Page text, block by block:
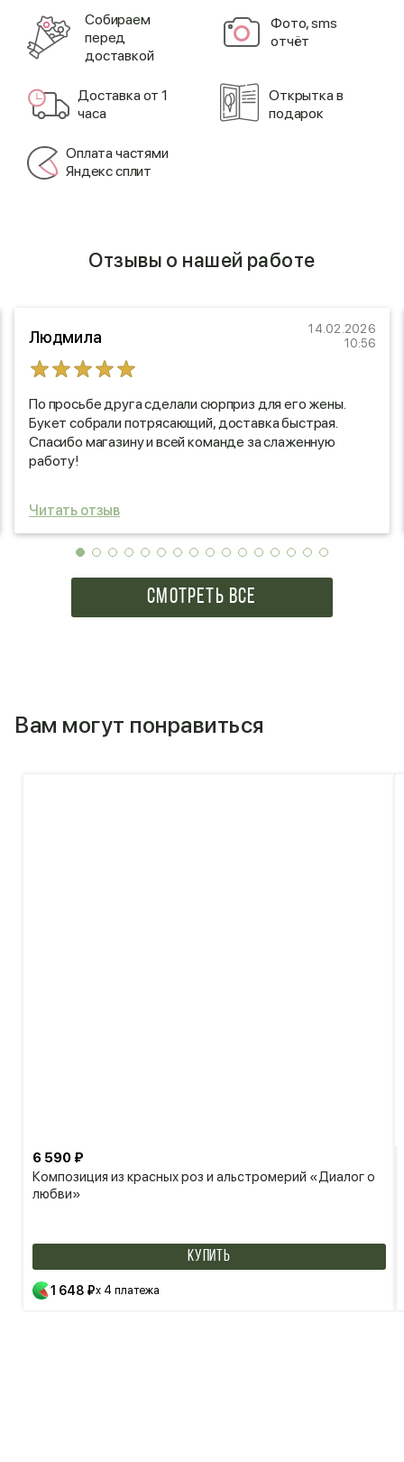
Cобираем
перед
доставкой
Фото, sms
отчёт
Доставка от 1
часа
Открытка в
подарок
Оплата частями
Яндекс сплит
Отзывы о нашей работе
Людмила
14.02.2026
10:56
По просьбе друга сделали сюрприз для его жены.
Букет собрали потрясающий, доставка быстрая.
Спасибо магазину и всей команде за слаженную
работу!
Читать отзыв
СМОТРЕТЬ ВСЕ
Вам могут понравиться
Композиция из красных роз и альстромерий «Диалог о
любви»
6 590 ₽
КУПИТЬ
1 648 ₽x 4 платежа